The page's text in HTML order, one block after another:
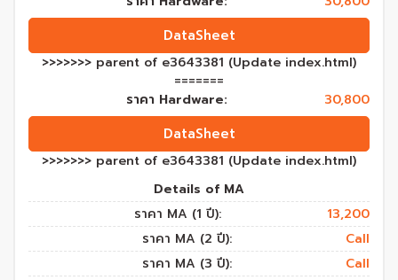
DataSheet
>>>>>>> parent of e3643381 (Update index.html)
=======
ราคา Hardware:
30,800
DataSheet
>>>>>>> parent of e3643381 (Update index.html)
Details of MA
ราคา MA (1 ปี):
13,200
ราคา MA (2 ปี):
Call
ราคา MA (3 ปี):
Call